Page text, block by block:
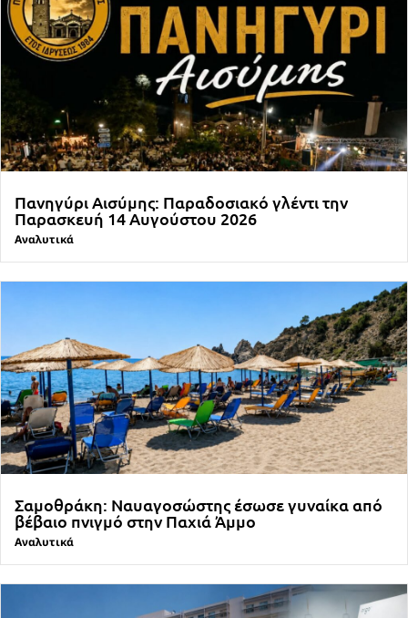
Πανηγύρι Αισύμης: Παραδοσιακό γλέντι την
Παρασκευή 14 Αυγούστου 2026
Αναλυτικά
Σαμοθράκη: Ναυαγοσώστης έσωσε γυναίκα από
βέβαιο πνιγμό στην Παχιά Άμμο
Αναλυτικά